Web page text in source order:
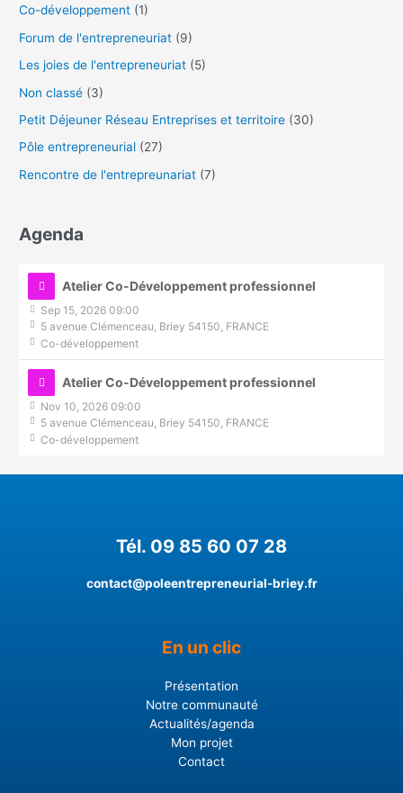
Co-développement (1)
Forum de l'entrepreneuriat (9)
Les joies de l'entrepreneuriat (5)
Non classé (3)
Petit Déjeuner Réseau Entreprises et territoire (30)
Pôle entrepreneurial (27)
Rencontre de l'entrepreunariat (7)
Agenda
Atelier Co-Développement professionnel
Sep 15, 2026 09:00
5 avenue Clémenceau, Briey 54150, FRANCE
Co-développement
Atelier Co-Développement professionnel
Nov 10, 2026 09:00
5 avenue Clémenceau, Briey 54150, FRANCE
Co-développement
Tél. 09 85 60 07 28
contact@poleentrepreneurial-briey.fr
En un clic
Présentation
Notre communauté
Actualités/agenda
Mon projet
Contact